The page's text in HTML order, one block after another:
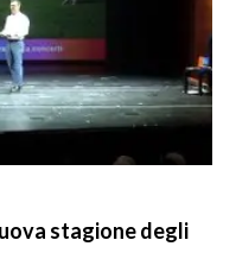
stagione degli